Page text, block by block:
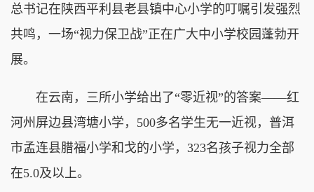
总书记在陕西平利县老县镇中心小学的叮嘱引发强烈
共鸣，一场“视力保卫战”正在广大中小学校园蓬勃开
展。
在云南，三所小学给出了“零近视”的答案——红
河州屏边县湾塘小学，500多名学生无一近视，普洱
市孟连县腊福小学和戈的小学，323名孩子视力全部
在5.0及以上。